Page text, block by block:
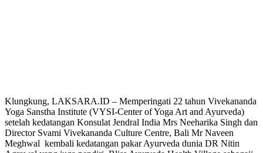
Klungkung, LAKSARA.ID – Memperingati 22 tahun Vivekananda
Yoga Sanstha Institute (VYSI-Center of Yoga Art and Ayurveda)
setelah kedatangan Konsulat Jendral India Mrs Neeharika Singh dan
Director Svami Vivekananda Culture Centre, Bali Mr Naveen
Meghwal kembali kedatangan pakar Ayurveda dunia DR Nitin